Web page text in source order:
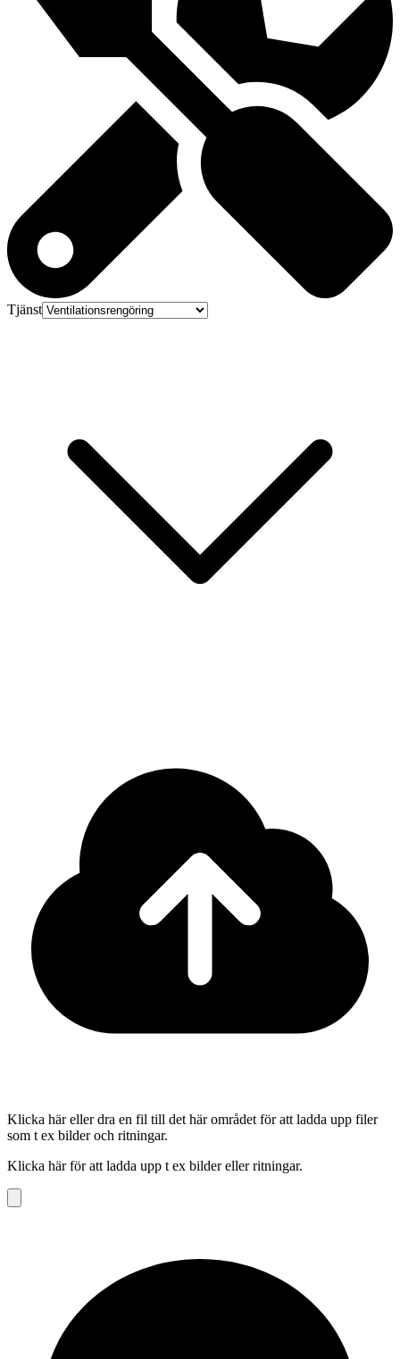
Tjänst
Klicka här eller dra en fil till det här området för att ladda upp filer
som t ex bilder och ritningar.
Klicka här för att ladda upp t ex bilder eller ritningar.